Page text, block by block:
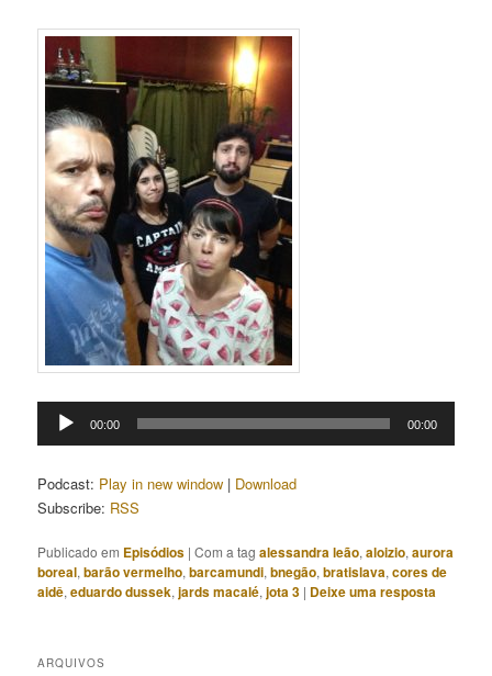
Tocador
00:00 00:00
Podcast: Play in new window | Download
Subscribe: RSS
Publicado em Episódios |Com a tagalessandra leão,aloizio,aurora
boreal,barão vermelho,barcamundi,bnegão,bratislava,cores de
aidê,eduardo dussek,jards macalé,jota 3 | Deixe uma resposta
ARQUIVOS